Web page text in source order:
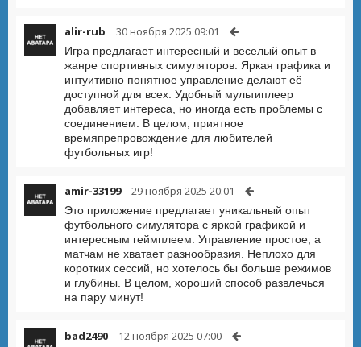
alir-rub 30 ноября 2025 09:01
Игра предлагает интересный и веселый опыт в
жанре спортивных симуляторов. Яркая графика и
интуитивно понятное управление делают её
доступной для всех. Удобный мультиплеер
добавляет интереса, но иногда есть проблемы с
соединением. В целом, приятное
времяпрепровождение для любителей
футбольных игр!
amir-33199 29 ноября 2025 20:01
Это приложение предлагает уникальный опыт
футбольного симулятора с яркой графикой и
интересным геймплеем. Управление простое, а
матчам не хватает разнообразия. Неплохо для
коротких сессий, но хотелось бы больше режимов
и глубины. В целом, хороший способ развлечься
на пару минут!
bad2490 12 ноября 2025 07:00